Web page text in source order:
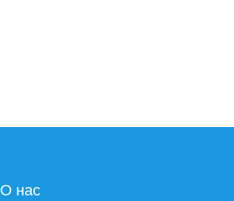
О нас